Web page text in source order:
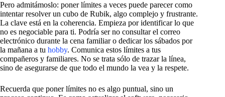
Pero admitámoslo: poner límites a veces puede parecer como
intentar resolver un cubo de Rubik, algo complejo y frustrante.
La clave está en la coherencia. Empieza por identificar lo que
no es negociable para ti. Podría ser no consultar el correo
electrónico durante la cena familiar o dedicar los sábados por
la mañana a tu hobby. Comunica estos límites a tus
compañeros y familiares. No se trata sólo de trazar la línea,
sino de asegurarse de que todo el mundo la vea y la respete.
Recuerda que poner límites no es algo puntual, sino un